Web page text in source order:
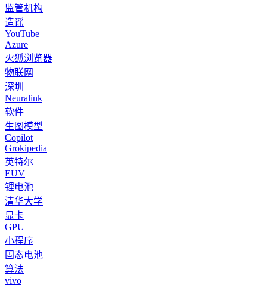
监管机构
造谣
YouTube
Azure
火狐浏览器
物联网
深圳
Neuralink
软件
生图模型
Copilot
Grokipedia
英特尔
EUV
锂电池
清华大学
显卡
GPU
小程序
固态电池
算法
vivo